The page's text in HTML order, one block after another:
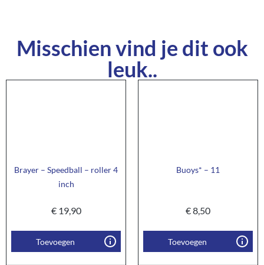
Misschien vind je dit ook
leuk..
Brayer – Speedball – roller 4
inch
€19,90
Toevoegen
Buoys* – 11
€8,50
Toevoegen